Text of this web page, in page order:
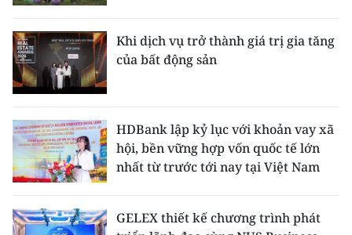
Khi dịch vụ trở thành giá trị gia tăng
của bất động sản
HDBank lập kỷ lục với khoản vay xã
hội, bền vững hợp vốn quốc tế lớn
nhất từ trước tới nay tại Việt Nam
GELEX thiết kế chương trình phát